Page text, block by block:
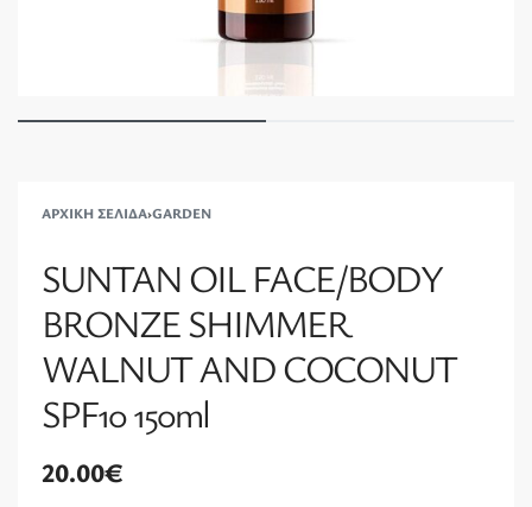
ΑΡΧΙΚΉ ΣΕΛΊΔΑ›GARDEN
SUNTAN OIL FACE/BODY
BRONZE SHIMMER
WALNUT AND COCONUT
SPF10 150ml
20.00€